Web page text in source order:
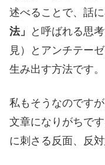
述べることで、話
法」
と呼ばれる思
見）とアンチテー
生み出す方法です。
私もそうなのです
文章になりがちで
に刺さる反面、反